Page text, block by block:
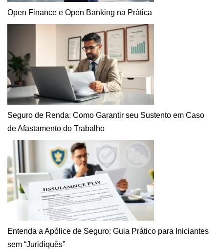
Open Finance e Open Banking na Prática
Seguro de Renda: Como Garantir seu Sustento em Caso
de Afastamento do Trabalho
Entenda a Apólice de Seguro: Guia Prático para Iniciantes
sem “Juridiquês”